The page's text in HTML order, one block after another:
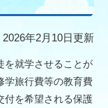
年2月10日更新
を就学させることが
学旅行費等の教育費
付を希望される保護